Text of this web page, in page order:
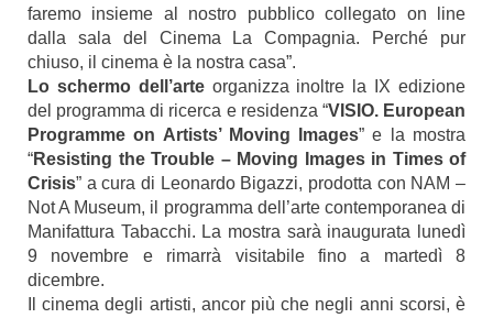
faremo insieme al nostro pubblico collegato on line
dalla sala del Cinema La Compagnia. Perché pur
chiuso, il cinema è la nostra casa”.
Lo schermo dell’arteorganizza inoltre la IX edizione
del programma di ricerca e residenza “VISIO. European
Programme on Artists’ Moving Images” e la mostra
“Resisting the Trouble – Moving Images in Times of
Crisis” a cura di Leonardo Bigazzi, prodotta con NAM –
Not A Museum, il programma dell’arte contemporanea di
Manifattura Tabacchi. La mostra sarà inaugurata lunedì
9 novembre e rimarrà visitabile fino a martedì 8
dicembre.
Il cinema degli artisti, ancor più che negli anni scorsi, è